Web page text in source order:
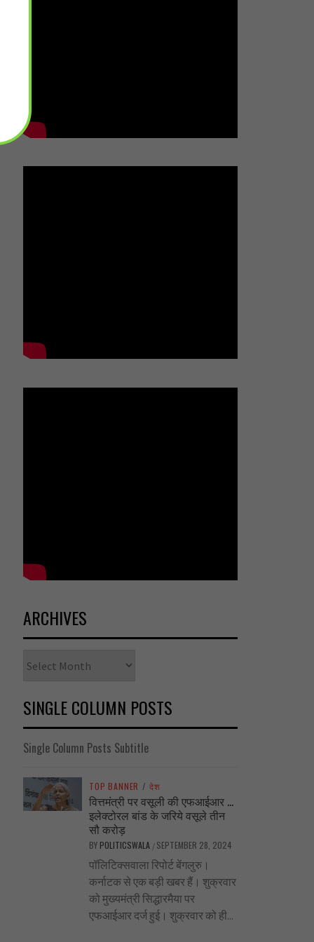
ARCHIVES
SINGLE COLUMN POSTS
Single Column Posts Subtitle
TOP BANNER / देश
वित्तमंत्री पर वसूली की एफआईआर …
इलेक्टोरल बांड के जरिये वसूले तीन
सौ करोड़
BY POLITICSWALA / SEPTEMBER 28, 2024
पॉलिटिक्सवाला रिपोर्ट बेंगलुरु।
कर्नाटक से एक बड़ी खबर हैं। शुक्रवार
को मुख्यमंत्री सिद्धारमैया पर
एफआईआर दर्ज हुई। शुक्रवार को ही...